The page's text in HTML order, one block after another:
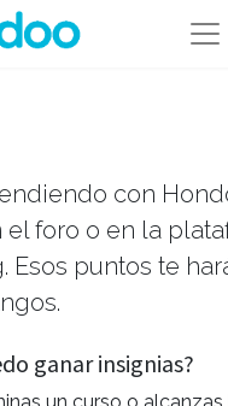
con
el foro o en la
Esos puntos te
ganar insignias?